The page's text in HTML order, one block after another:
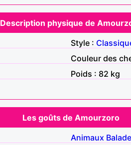
Description physique de
Style :
Couleur des
Poids : 82 kg
Les goûts de Amourzoro
Animaux Balade